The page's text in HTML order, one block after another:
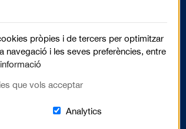
pròpies i de tercers per optimitzar
navegació i les seves preferències, entre
que vols acceptar
Aquestes cookies són essencials per al lloc
Analytics